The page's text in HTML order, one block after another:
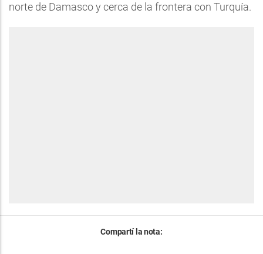
norte de Damasco y cerca de la frontera con Turquía.
Compartí la nota: